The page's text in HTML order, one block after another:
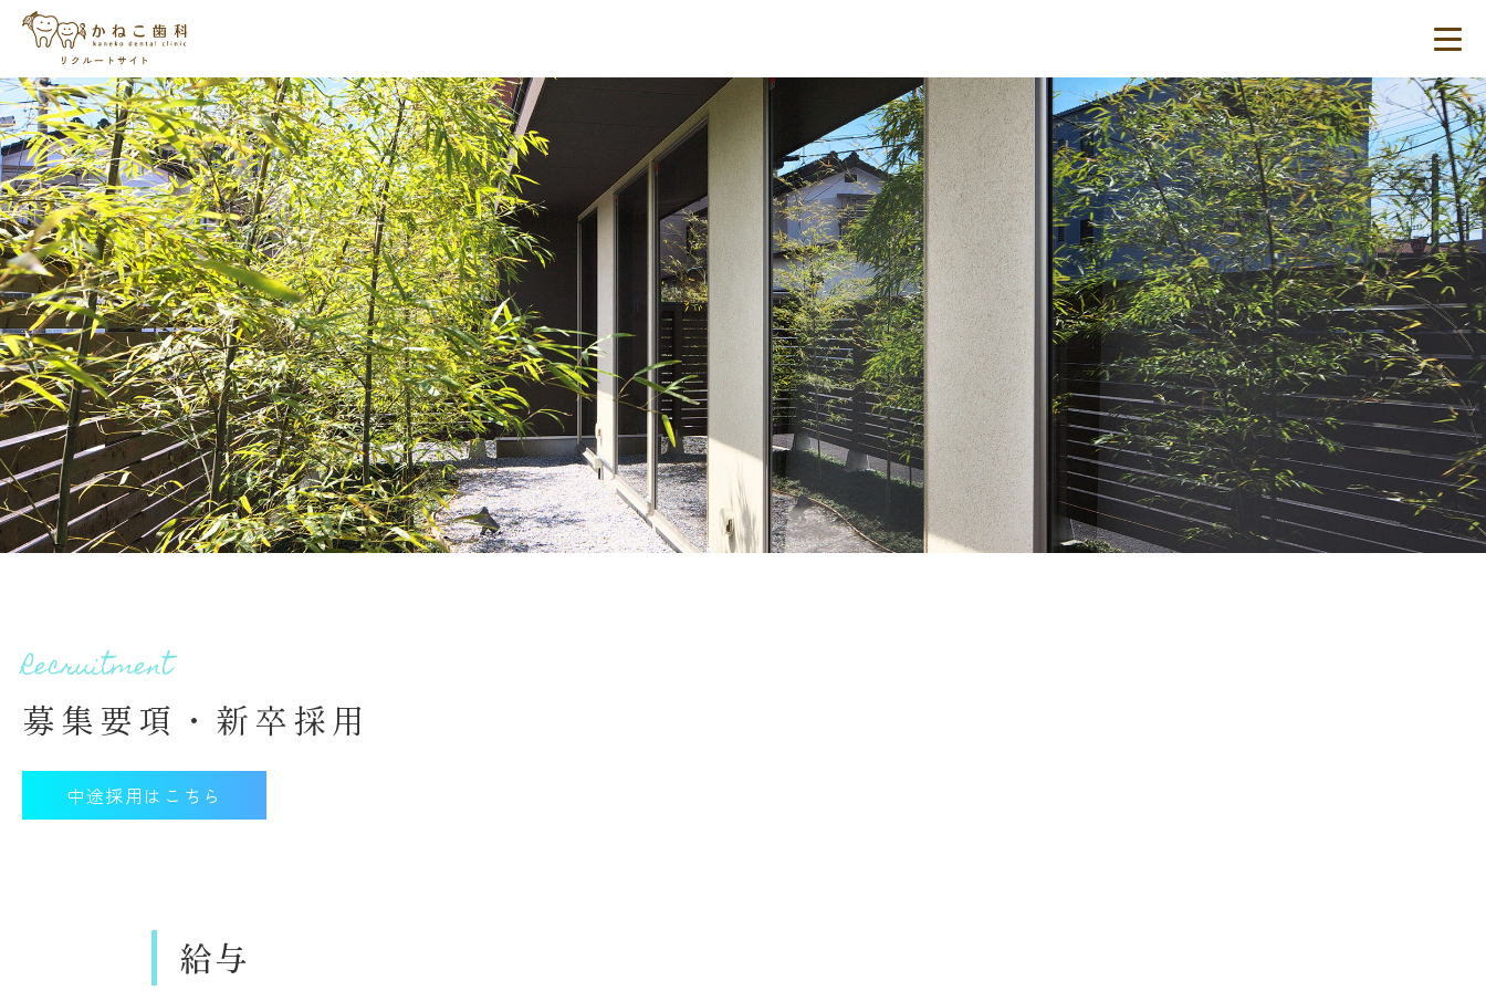
Recruitment
募集要項・新卒採用
中途採用はこちら
給与